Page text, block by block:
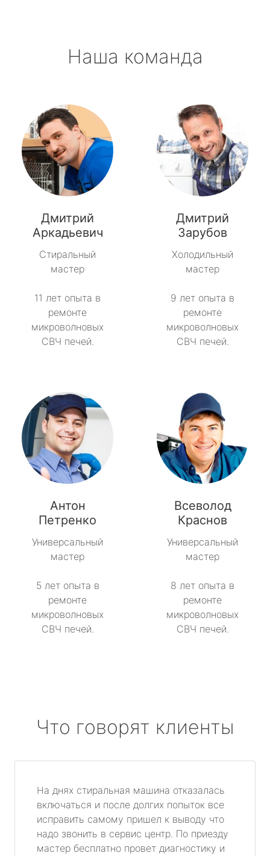
Наша команда
Дмитрий
Аркадьевич
Стиральный
мастер
11 лет опыта в
ремонте
микроволновых
СВЧ печей.
Дмитрий
Зарубов
Холодильный
мастер
9 лет опыта в
ремонте
микроволновых
СВЧ печей.
Антон
Петренко
Универсальный
мастер
5 лет опыта в
ремонте
микроволновых
СВЧ печей.
Всеволод
Краснов
Универсальный
мастер
8 лет опыта в
ремонте
микроволновых
СВЧ печей.
Что говорят клиенты
На днях стиральная машина отказалась
включаться и после долгих попыток все
исправить самому пришел к выводу что
надо звонить в сервис центр. По приезду
мастер бесплатно провет диагностику и